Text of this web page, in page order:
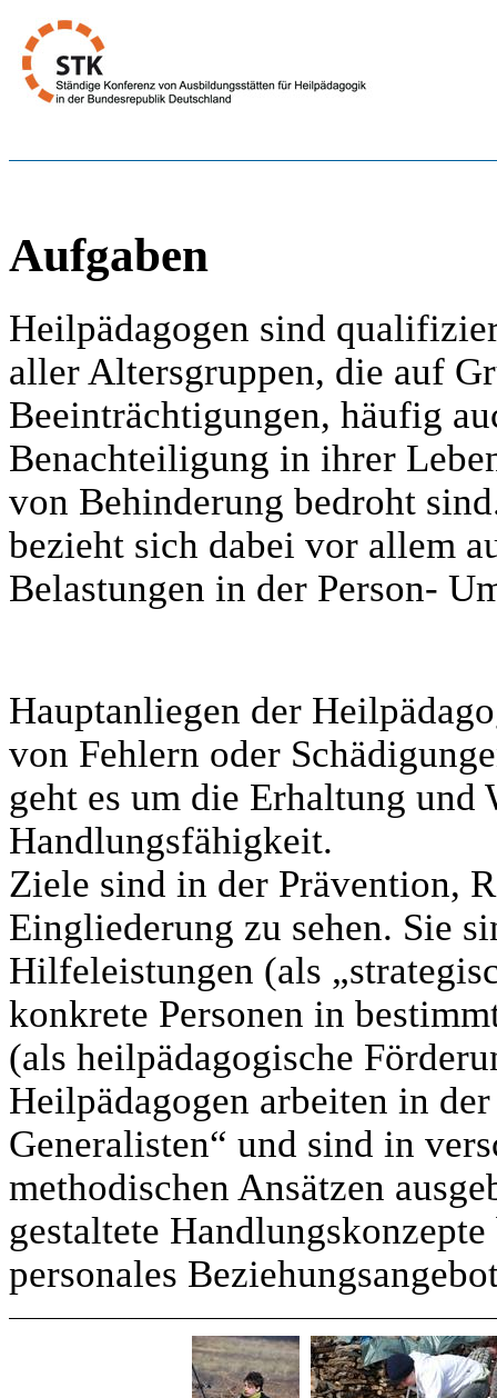
Aufgaben
Heilpädagogen sind
aller Altersgruppen, die auf
Beeinträchtigungen, häufig
Benachteiligung in ihrer
von Behinderung bedroht
bezieht sich dabei vor allem
Belastungen in der
Hauptanliegen der
von Fehlern oder
geht es um die Erhaltung und
Handlungsfähigkeit.
Ziele sind in der Prävention,
Eingliederung zu sehen. Sie
Hilfeleistungen (als
konkrete Personen in
(als heilpädagogische
Heilpädagogen arbeiten in
Generalisten“ und sind in
methodischen Ansätzen
gestaltete
personales